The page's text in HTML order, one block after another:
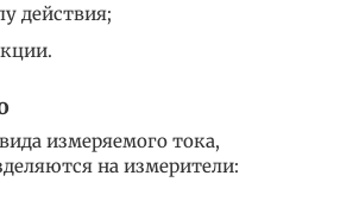
действия;
измеряемого тока,
на измерители: